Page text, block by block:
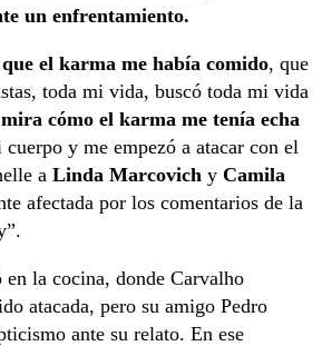
un enfrentamiento.
el karma me había comido, que
toda mi vida, buscó toda mi vida
cómo el karma me tenía echa
y me empezó a atacar con el
a Linda Marcovich y Camila
afectada por los comentarios de la
en la cocina, donde Carvalho
atacada, pero su amigo Pedro
ante su relato. En ese